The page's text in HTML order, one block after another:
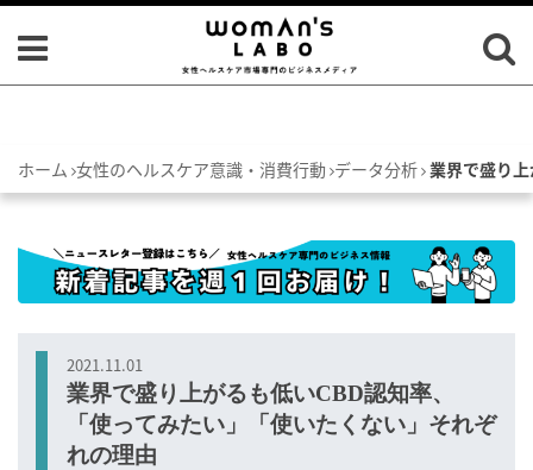
ホーム 女性のヘルスケア意識・消費行動 データ分析 業界で盛り
2021.11.01
業界で盛り上がるも低いCBD認知率、
「使ってみたい」「使いたくない」それぞ
れの理由